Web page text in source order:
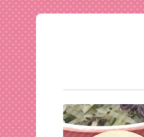
へ
ス
たや